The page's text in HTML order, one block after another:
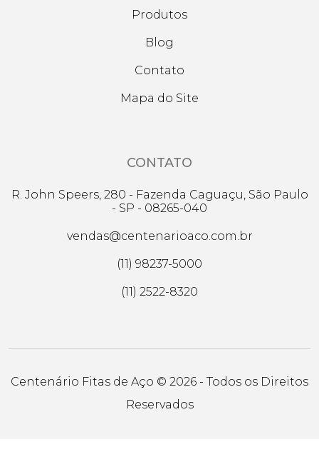
Produtos
Blog
Contato
Mapa do Site
CONTATO
R. John Speers, 280 - Fazenda Caguaçu, São Paulo
- SP - 08265-040
vendas@centenarioaco.com.br
(11) 98237-5000
(11) 2522-8320
Centenário Fitas de Aço © 2026 - Todos os Direitos
Reservados